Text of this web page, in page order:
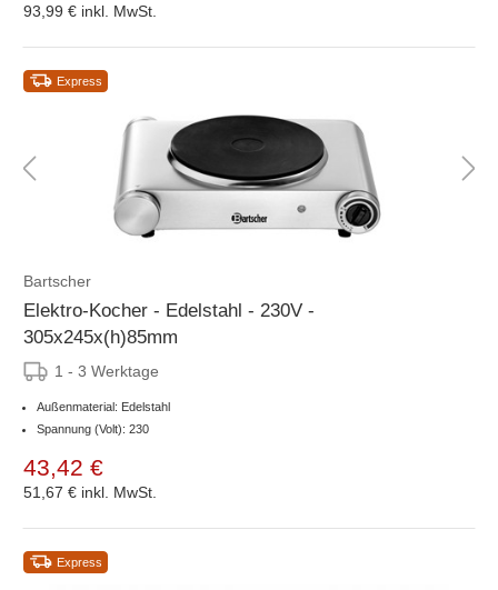
93,99 € inkl. MwSt.
Express
Bartscher
Elektro-Kocher - Edelstahl - 230V -
305x245x(h)85mm
1 - 3 Werktage
Außenmaterial: Edelstahl
Spannung (Volt): 230
43,42 €
51,67 € inkl. MwSt.
Express